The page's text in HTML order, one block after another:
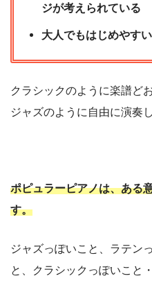
ジが考えられている
大人でもはじめやすい
クラシックのように楽譜ど
ジャズのように自由に演奏
ポピュラーピアノは、ある
す。
ジャズっぽいこと、ラテン
と、クラシックっぽいこと